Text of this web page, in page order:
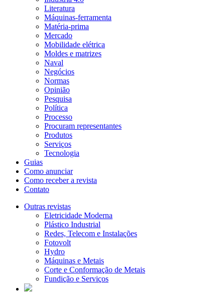
Literatura
Máquinas-ferramenta
Matéria-prima
Mercado
Mobilidade elétrica
Moldes e matrizes
Naval
Negócios
Normas
Opinião
Pesquisa
Política
Processo
Procuram representantes
Produtos
Serviços
Tecnologia
Guias
Como anunciar
Como receber a revista
Contato
Outras revistas
Eletricidade Moderna
Plástico Industrial
Redes, Telecom e Instalações
Fotovolt
Hydro
Máquinas e Metais
Corte e Conformação de Metais
Fundição e Serviços